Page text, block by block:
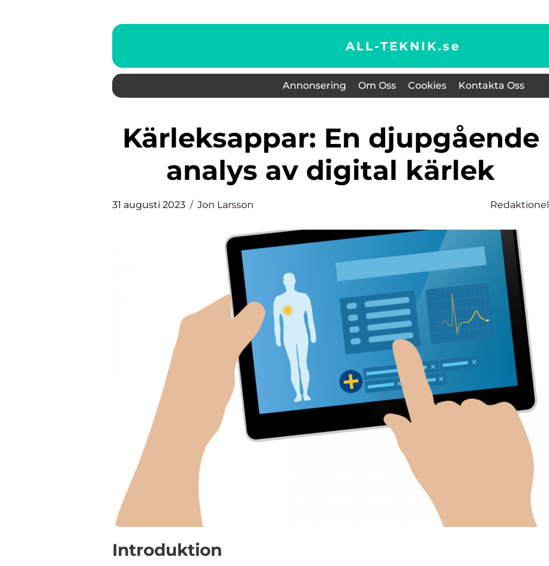
ALL-TEKNIK.se
Annonsering Om Oss Cookies Kontakta Oss
Kärleksappar: En djupgående
analys av digital kärlek
31 augusti 2023 Jon Larsson Redaktionel
Introduktion